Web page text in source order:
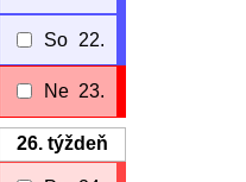
So 22.
Ne 23.
26. týždeň